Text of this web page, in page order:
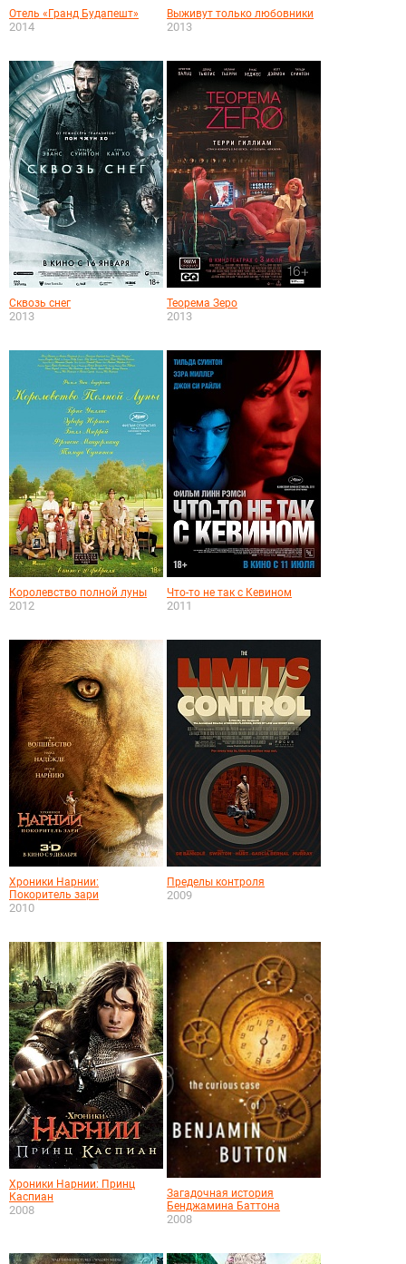
Отель «Гранд Будапешт»
2014
Выживут только любовники
2013
Сквозь снег
2013
Теорема Зеро
2013
Королевство полной луны
2012
Что-то не так с Кевином
2011
Хроники Нарнии:
Покоритель зари
2010
Пределы контроля
2009
Хроники Нарнии: Принц
Каспиан
2008
Загадочная история
Бенджамина Баттона
2008